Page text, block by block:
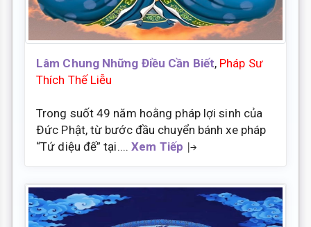
Lâm Chung Những Điều Cần Biết, Pháp Sư
Thích Thế Liễu
Trong suốt 49 năm hoằng pháp lợi sinh của
Ðức Phật, từ bước đầu chuyển bánh xe pháp
“Tứ diệu đế” tại....Xem Tiếp